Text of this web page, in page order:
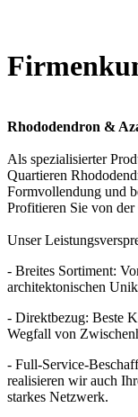
Rhododendron &
Als spezialisierter
Quartieren
Formvollendung und
Profitieren Sie von der
Unser
- Breites Sortiment:
architektonischen
- Direktbezug: Beste
Wegfall von
- Full-Service-
realisieren wir auch
starkes Netzwerk.